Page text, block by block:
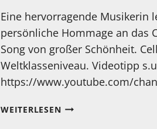
Eine hervorragende Musikerin
persönliche Hommage an das
Song von großer Schönheit.
Weltklasseniveau. Videotipp
https://www.youtube.com/
WEITERLESENMEIN